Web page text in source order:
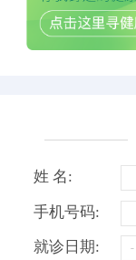
姓 名:
手机号码:
就诊日期: